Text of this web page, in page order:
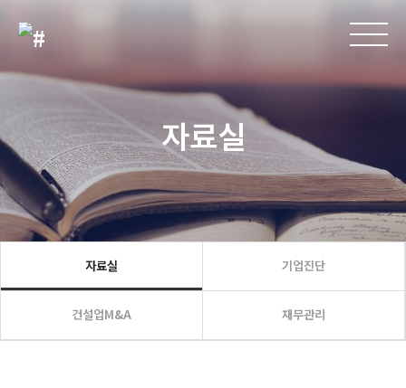
자료실
자료실 기업진단
건설업M&A 재무관리